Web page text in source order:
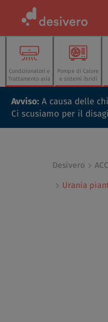
Condizionatori e
Trattamento aria
Pompe di Calore
e sistemi ibridi
Avviso: A causa delle
Ci scusiamo per il
Desivero
Urania